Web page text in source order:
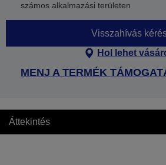
számos alkalmazási területen
Visszahívás
Hol lehet
MENJ A TERMÉK
Áttekintés